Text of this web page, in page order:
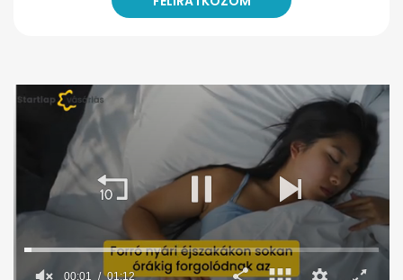
00:02 01:12